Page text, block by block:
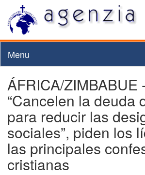
Menu
ÁFRICA/ZIMBABUE
“Cancelen la deuda
para reducir las
sociales”, piden los
las principales
cristianas